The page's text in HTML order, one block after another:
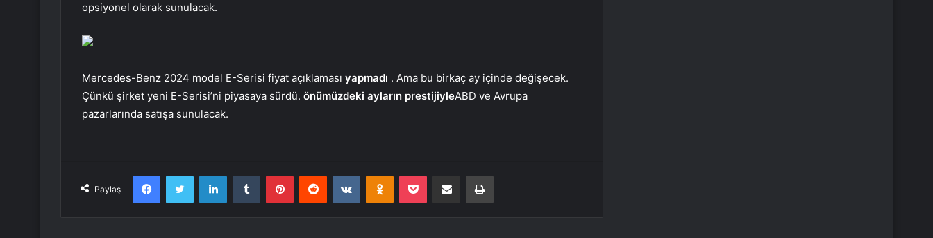
opsiyonel olarak sunulacak.
Mercedes-Benz 2024 model E-Serisi fiyat açıklaması yapmadı . Ama bu birkaç ay içinde değişecek.
Çünkü şirket yeni E-Serisi’ni piyasaya sürdü. önümüzdeki ayların prestijiyleABD ve Avrupa
pazarlarında satışa sunulacak.
Paylaş
FacebookTwitter LinkedInTumblr PinterestReddit VKontakteOdnoklassniki
Pocket E-Posta ile paylaş Yazdır